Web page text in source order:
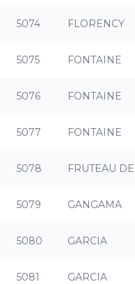
5074 FLORENCY
5075 FONTAINE
5076 FONTAINE
5077 FONTAINE
5078 FRUTEAU
5079 GANGAMA
5080 GARCIA
5081 GARCIA